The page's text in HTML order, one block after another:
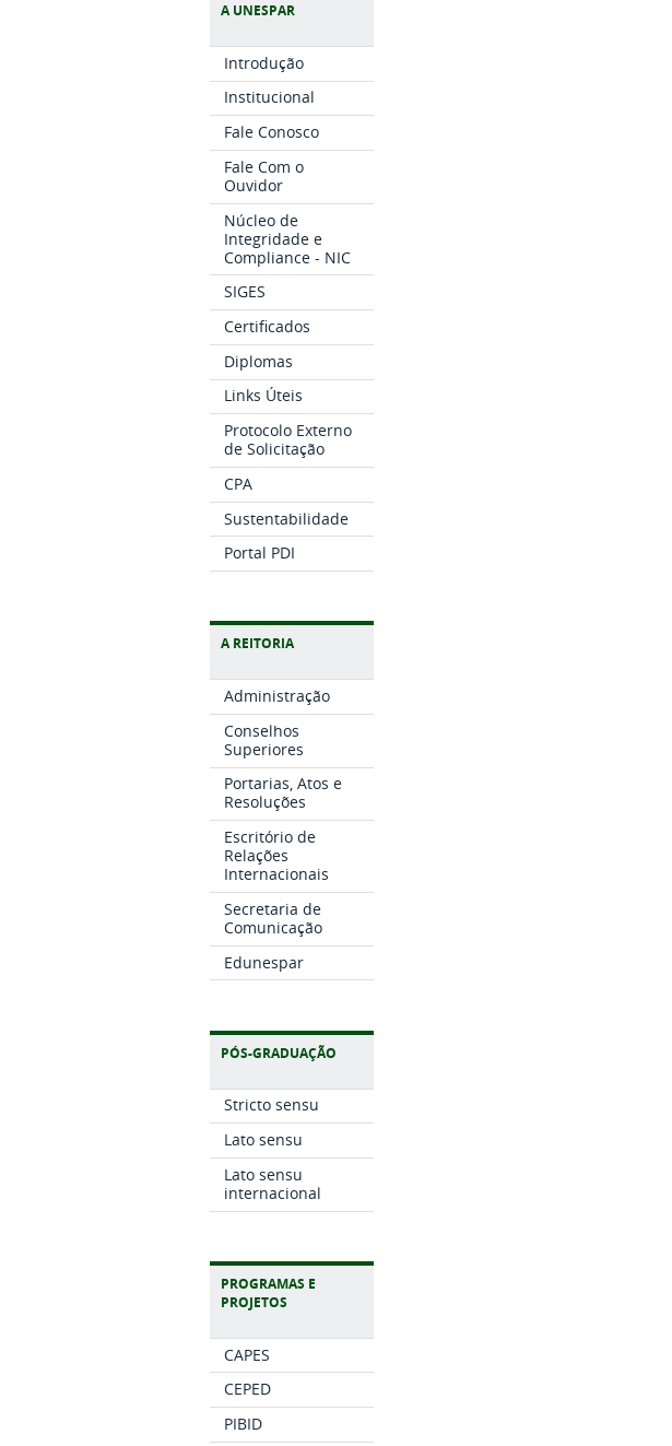
A UNESPAR
Introdução
Institucional
Fale Conosco
Fale Com o
Ouvidor
Núcleo de
Integridade e
Compliance - NIC
SIGES
Certificados
Diplomas
Links Úteis
Protocolo Externo
de Solicitação
CPA
Sustentabilidade
Portal PDI
A REITORIA
Administração
Conselhos
Superiores
Portarias, Atos e
Resoluções
Escritório de
Relações
Internacionais
Secretaria de
Comunicação
Edunespar
PÓS-GRADUAÇÃO
Stricto sensu
Lato sensu
Lato sensu
internacional
PROGRAMAS E
PROJETOS
CAPES
CEPED
PIBID